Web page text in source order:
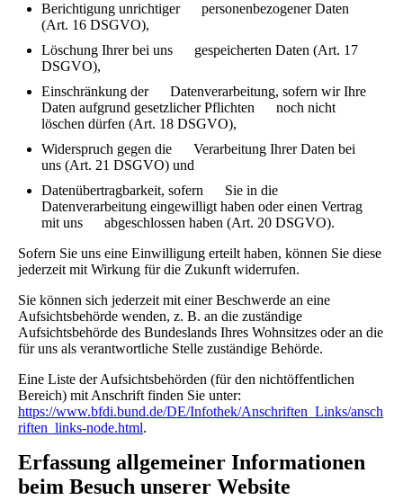
Berichtigung unrichtiger personenbezogener Daten
(Art. 16 DSGVO),
Löschung Ihrer bei uns gespeicherten Daten (Art. 17
DSGVO),
Einschränkung der Datenverarbeitung, sofern wir Ihre
Daten aufgrund gesetzlicher Pflichten noch nicht
löschen dürfen (Art. 18 DSGVO),
Widerspruch gegen die Verarbeitung Ihrer Daten bei
uns (Art. 21 DSGVO) und
Datenübertragbarkeit, sofern Sie in die
Datenverarbeitung eingewilligt haben oder einen Vertrag
mit uns abgeschlossen haben (Art. 20 DSGVO).
Sofern Sie uns eine Einwilligung erteilt haben, können Sie diese
jederzeit mit Wirkung für die Zukunft widerrufen.
Sie können sich jederzeit mit einer Beschwerde an eine
Aufsichtsbehörde wenden, z. B. an die zuständige
Aufsichtsbehörde des Bundeslands Ihres Wohnsitzes oder an die
für uns als verantwortliche Stelle zuständige Behörde.
Eine Liste der Aufsichtsbehörden (für den nichtöffentlichen
Bereich) mit Anschrift finden Sie unter:
https://www.bfdi.bund.de/DE/Infothek/Anschriften_Links/ansch
riften_links-node.html.
Erfassung allgemeiner Informationen
beim Besuch unserer Website